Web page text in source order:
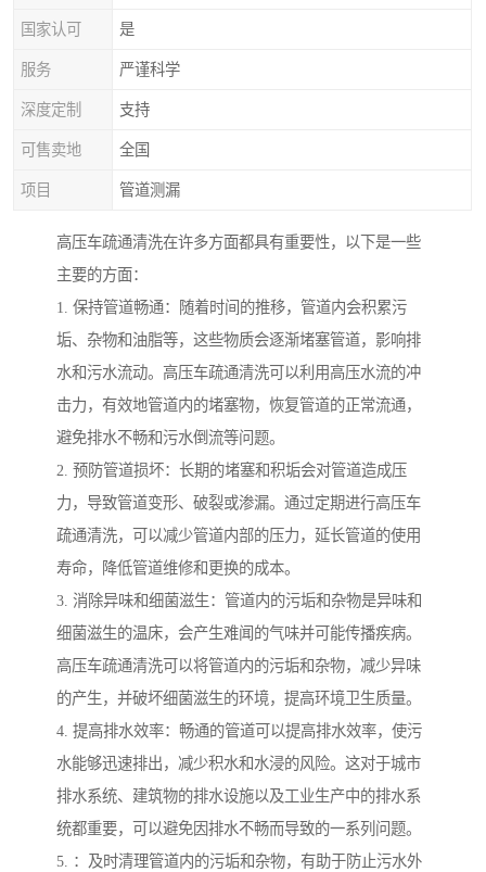
国家认可 是
服务 严谨科学
深度定制 支持
可售卖地 全国
项目 管道测漏
高压车疏通清洗在许多方面都具有重要性，以下是一些
主要的方面：
1. 保持管道畅通：随着时间的推移，管道内会积累污
垢、杂物和油脂等，这些物质会逐渐堵塞管道，影响排
水和污水流动。高压车疏通清洗可以利用高压水流的冲
击力，有效地管道内的堵塞物，恢复管道的正常流通，
避免排水不畅和污水倒流等问题。
2. 预防管道损坏：长期的堵塞和积垢会对管道造成压
力，导致管道变形、破裂或渗漏。通过定期进行高压车
疏通清洗，可以减少管道内部的压力，延长管道的使用
寿命，降低管道维修和更换的成本。
3. 消除异味和细菌滋生：管道内的污垢和杂物是异味和
细菌滋生的温床，会产生难闻的气味并可能传播疾病。
高压车疏通清洗可以将管道内的污垢和杂物，减少异味
的产生，并破坏细菌滋生的环境，提高环境卫生质量。
4. 提高排水效率：畅通的管道可以提高排水效率，使污
水能够迅速排出，减少积水和水浸的风险。这对于城市
排水系统、建筑物的排水设施以及工业生产中的排水系
统都重要，可以避免因排水不畅而导致的一系列问题。
5. ：及时清理管道内的污垢和杂物，有助于防止污水外